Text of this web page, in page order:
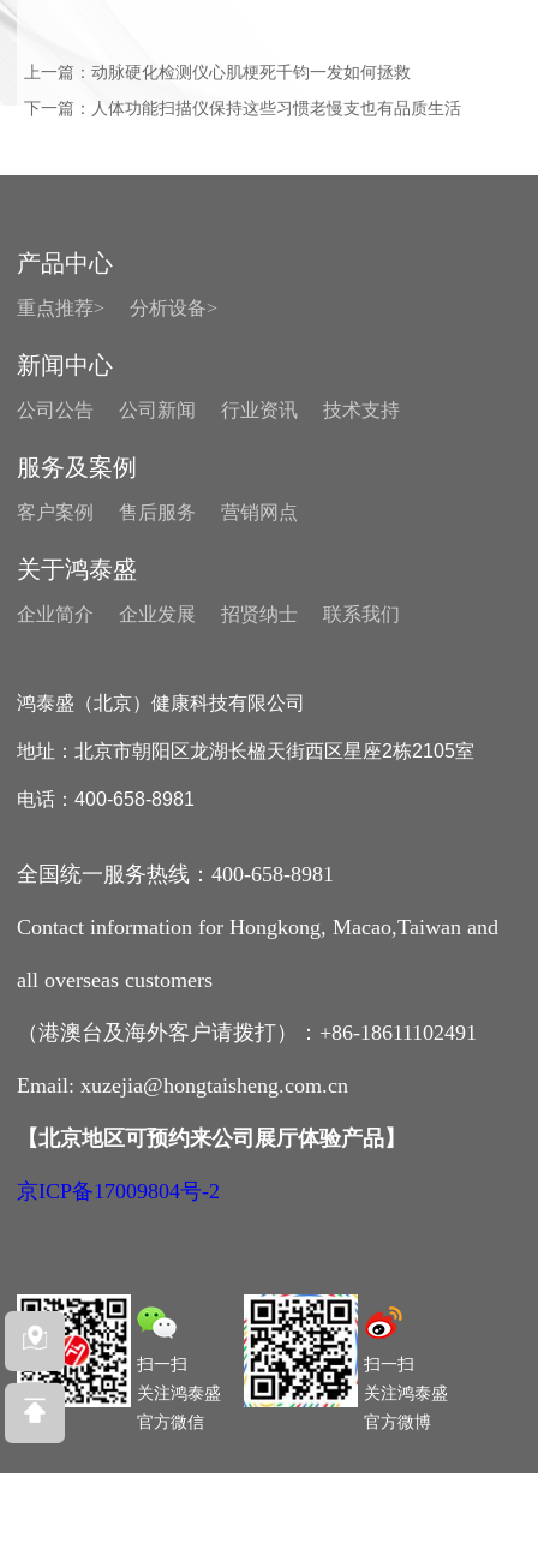
上一篇： 动脉硬化检测仪心肌梗死千钧一发如何拯救
下一篇： ​人体功能扫描仪保持这些习惯老慢支也有品质生活
产品中心
重点推荐> 分析设备>
新闻中心
公司公告 公司新闻 行业资讯 技术支持
服务及案例
客户案例 售后服务 营销网点
关于鸿泰盛
企业简介 企业发展 招贤纳士 联系我们
鸿泰盛（北京）健康科技有限公司
地址：北京市朝阳区龙湖长楹天街西区星座2栋2105室
电话：400-658-8981
全国统一服务热线：400-658-8981
Contact information for Hongkong, Macao,Taiwan and
all overseas customers
（港澳台及海外客户请拨打）：+86-18611102491
Email: xuzejia@hongtaisheng.com.cn
【北京地区可预约来公司展厅体验产品】
京ICP备17009804号-2
扫一扫
关注鸿泰盛
官方微信
扫一扫
关注鸿泰盛
官方微博